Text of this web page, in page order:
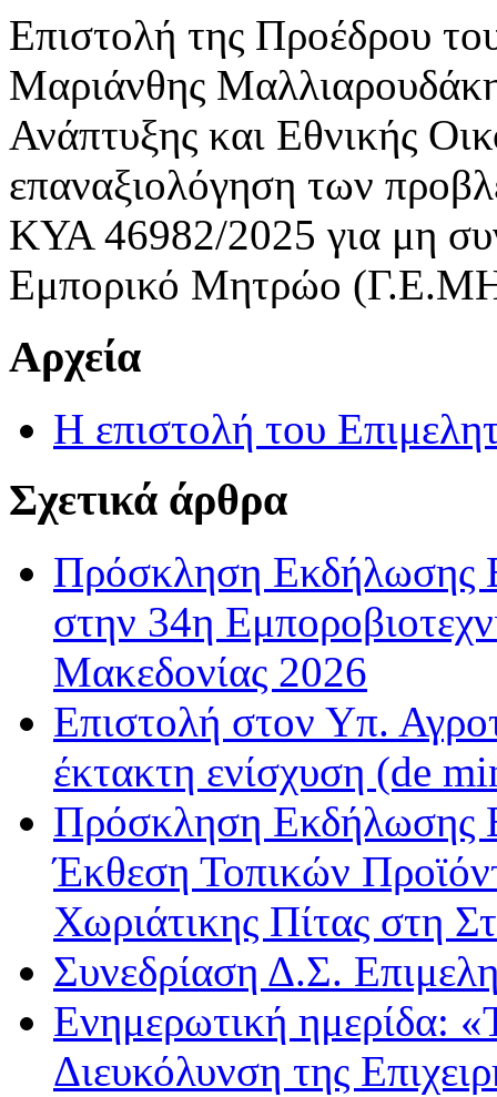
Επιστολή της Προέδρου
Μαριάνθης
Ανάπτυξης και Εθνικής
επαναξιολόγηση των
ΚΥΑ 46982/2025 για μη
Εμπορικό Μητρώο
Αρχεία
Η επιστολή του
Σχετικά άρθρα
Πρόσκληση Εκδήλωσης
στην 34η
Μακεδονίας 2026
Επιστολή στον Υπ.
έκτακτη ενίσχυση (de
Πρόσκληση Εκδήλωσης
Έκθεση Τοπικών
Χωριάτικης Πίτας στη
Συνεδρίαση Δ.Σ.
Ενημερωτική ημερίδα:
Διευκόλυνση της